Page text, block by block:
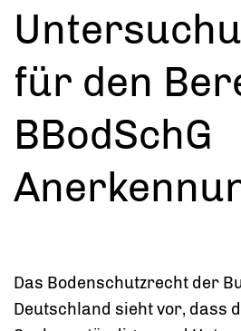
für den
BBodSchG
Das Bodenschutzrecht der
Deutschland sieht vor, dass